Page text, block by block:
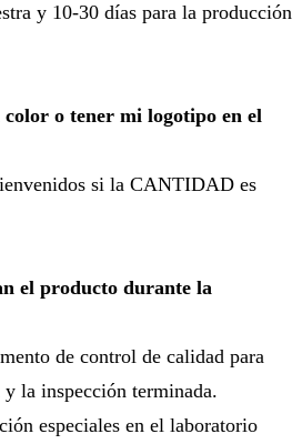
y 10-30 días para la producción
color o tener mi logotipo en el
si la CANTIDAD es
el producto durante la
de control de calidad para
la inspección terminada.
especiales en el laboratorio